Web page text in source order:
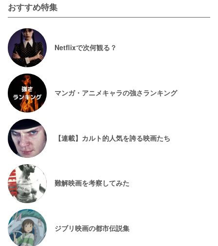
おすすめ特集
Netflixで次何観る？
マンガ・アニメキャラの強さランキング
【連載】カルト的人気を誇る映画たち
難解映画を考察してみた
ジブリ映画の都市伝説集